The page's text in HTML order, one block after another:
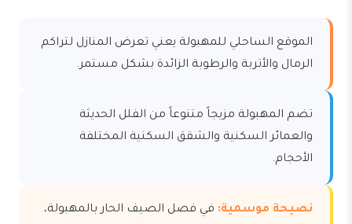
الموقع الساحلي للمهبولة يعني تعرض المنازل لتراكم
الرمال والأتربة والرطوبة الزائدة بشكل مستمر.
تضم المهبولة مزيجاً متنوعاً من الفلل الحديثة
والعمائر السكنية والشقق السكنية المختلفة
الأحجام.
نصيحة موسمية: في فصل الصيف الحار بالمهبولة،